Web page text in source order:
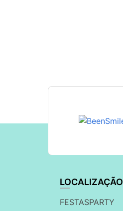
LOCALIZAÇÃO
FESTASPARTY